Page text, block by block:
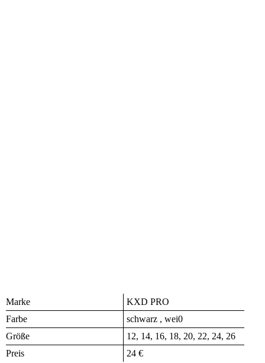
Marke
KXD PRO
Farbe
schwarz , wei0
Größe
12, 14, 16, 18, 20, 22, 24, 26
Preis
24 €